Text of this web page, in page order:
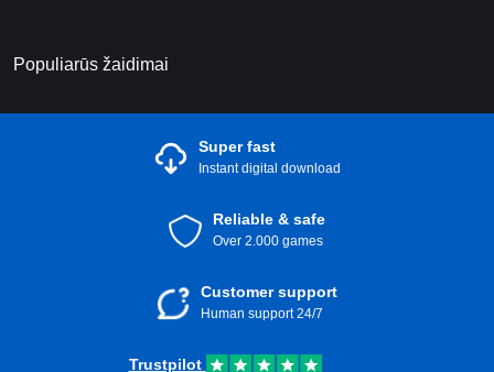
Populiarūs žaidimai
Super fast
Instant digital download
Reliable & safe
Over 2.000 games
Customer support
Human support 24/7
Trustpilot